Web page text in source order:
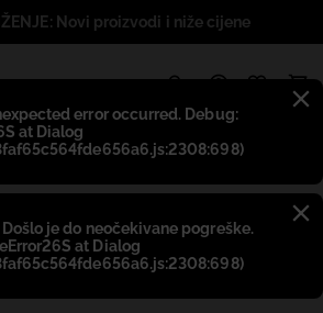
error occurred. Debug:
at Dialog
je do neočekivane pogreške.
at Dialog
Novi proizvodi i niže cijene